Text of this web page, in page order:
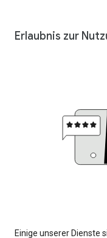
Erlaubnis zur
Einige unserer Dienste